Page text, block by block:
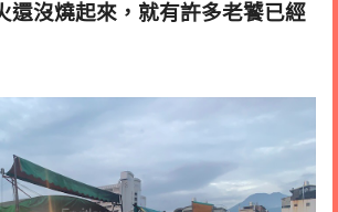
還沒燒起來，就有許多老饕已經